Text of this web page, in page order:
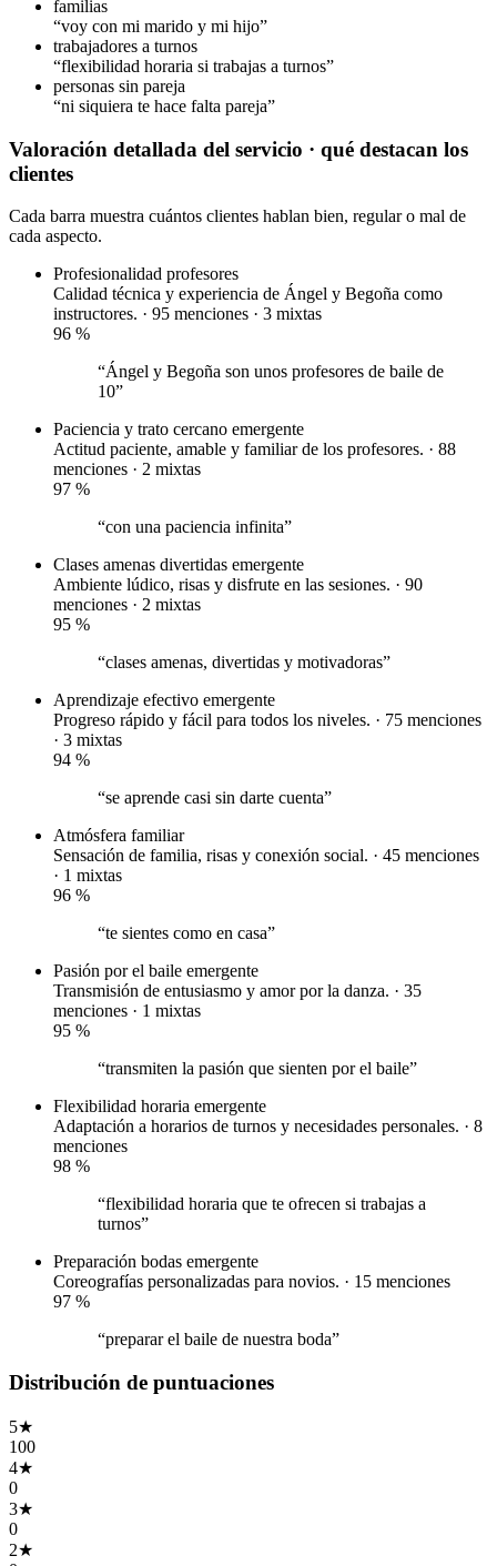
familias
“voy con mi marido y mi hijo”
trabajadores a turnos
“flexibilidad horaria si trabajas a turnos”
personas sin pareja
“ni siquiera te hace falta pareja”
Valoración detallada del servicio · qué destacan los
clientes
Cada barra muestra cuántos clientes hablan bien, regular o mal de
cada aspecto.
Profesionalidad profesores
Calidad técnica y experiencia de Ángel y Begoña como
instructores. · 95 menciones · 3 mixtas
96 %
“Ángel y Begoña son unos profesores de baile de
10”
Paciencia y trato cercano emergente
Actitud paciente, amable y familiar de los profesores. · 88
menciones · 2 mixtas
97 %
“con una paciencia infinita”
Clases amenas divertidas emergente
Ambiente lúdico, risas y disfrute en las sesiones. · 90
menciones · 2 mixtas
95 %
“clases amenas, divertidas y motivadoras”
Aprendizaje efectivo emergente
Progreso rápido y fácil para todos los niveles. · 75 menciones
· 3 mixtas
94 %
“se aprende casi sin darte cuenta”
Atmósfera familiar
Sensación de familia, risas y conexión social. · 45 menciones
· 1 mixtas
96 %
“te sientes como en casa”
Pasión por el baile emergente
Transmisión de entusiasmo y amor por la danza. · 35
menciones · 1 mixtas
95 %
“transmiten la pasión que sienten por el baile”
Flexibilidad horaria emergente
Adaptación a horarios de turnos y necesidades personales. · 8
menciones
98 %
“flexibilidad horaria que te ofrecen si trabajas a
turnos”
Preparación bodas emergente
Coreografías personalizadas para novios. · 15 menciones
97 %
“preparar el baile de nuestra boda”
Distribución de puntuaciones
5★
100
4★
0
3★
0
2★